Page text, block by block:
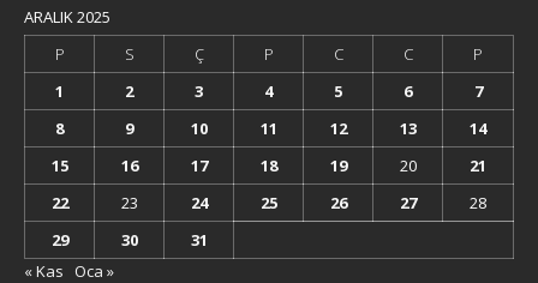
ARALIK 2025
P
S Ç P C C
P
1
2 3 4 5 6
7
8
9 10 11 12 13
14
15
16 17 18 19 20
21
22
23 24 25 26 27
28
29
30
31
« Kas
Oca »